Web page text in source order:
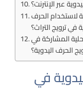
لاستخدام الحرف
في ترويج التراث؟
المشاركة في
الحرف اليدوية؟
في